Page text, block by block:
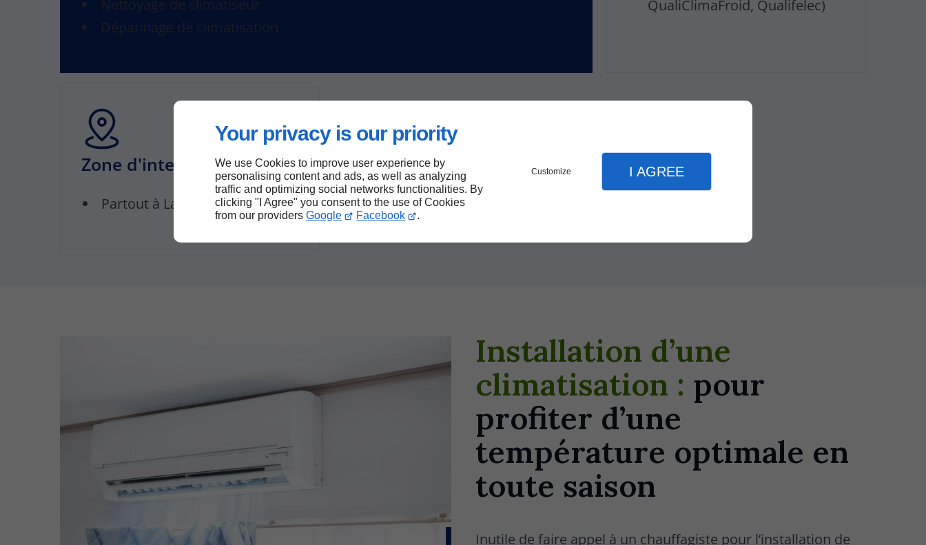
Your privacy is our priority
We use Cookies to improve user experience by
personalising content and ads, as well as analyzing
traffic and optimizing social networks functionalities. By
clicking "I Agree" you consent to the use of Cookies
from our providers Google Facebook .
Customize I AGREE
QualiClimaFroid, Qualifelec)
Zone d'intervention
Partout à La Réunion
Installation d’une
climatisation : pour
profiter d’une
température optimale en
toute saison
Inutile de faire appel à un chauffagiste pour l’installation de